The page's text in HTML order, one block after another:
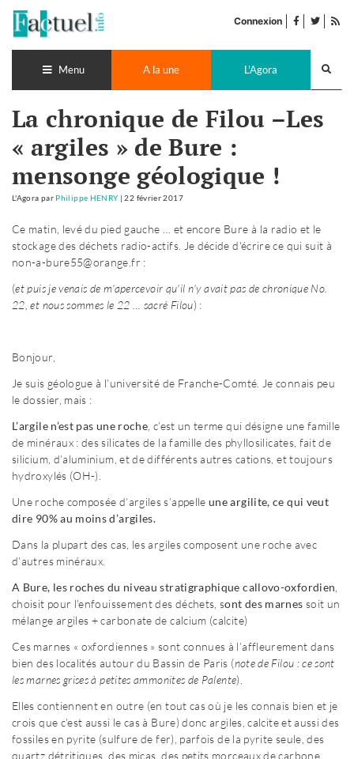
contenu
Connexion facebook
twitter
Menu A la une L'Agora
La chronique de Filou –Les
« argiles » de Bure :
mensonge géologique !
L'Agora par Philippe HENRY |22 février 2017
Ce matin, levé du pied gauche … et encore Bure à la radio et le
stockage des déchets radio-actifs. Je décide d'écrire ce qui suit à
non-a-bure55@orange.fr :
(et puis je venais de m'apercevoir qu'il n'y avait pas de chronique No.
22, et nous sommes le 22 … sacré Filou) :
Bonjour,
Je suis géologue à l’université de Franche-Comté. Je connais peu
le dossier, mais :
L’argile n’est pas une roche , c’est un terme qui désigne une famille
de minéraux : des silicates de la famille des phyllosilicates, fait de
silicium, d’aluminium, et de différents autres cations, et toujours
hydroxylés (OH-).
Une roche composée d’argiles s’appelleune argilite, ce qui veut
dire 90% au moins d’argiles.
Dans la plupart des cas, les argiles composent une roche avec
d’autres minéraux.
A Bure, les roches du niveau stratigraphique callovo-oxfordien
choisit pour l'enfouissement des déchets, sont des marnes soit un
mélange argiles + carbonate de calcium (calcite)
Ces marnes « oxfordiennes » sont connues à l’affleurement dans
bien des localités autour du Bassin de Paris (note de Filou : ce sont
les marnes grises à petites ammonites de Palente).
Elles contiennent en outre (en tout cas où je les connais bien et je
crois que c’est aussi le cas à Bure) donc argiles, calcite et aussi des
fossiles en pyrite (sulfure de fer), parfois de la pyrite seule, des
quartz détritiques, des micas, des petits morceaux de carbone